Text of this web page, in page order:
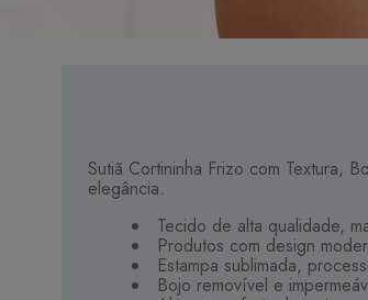
Sutiã Cortininha Frizo com Textura,
elegância.
Tecido de alta qualidade,
Produtos com design
Estampa sublimada,
Bojo removível e